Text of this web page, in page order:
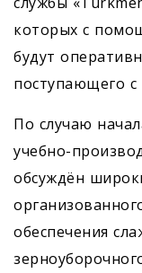
которых с
будут
поступающего с
По случаю
учебно-
обсуждён
обеспечения